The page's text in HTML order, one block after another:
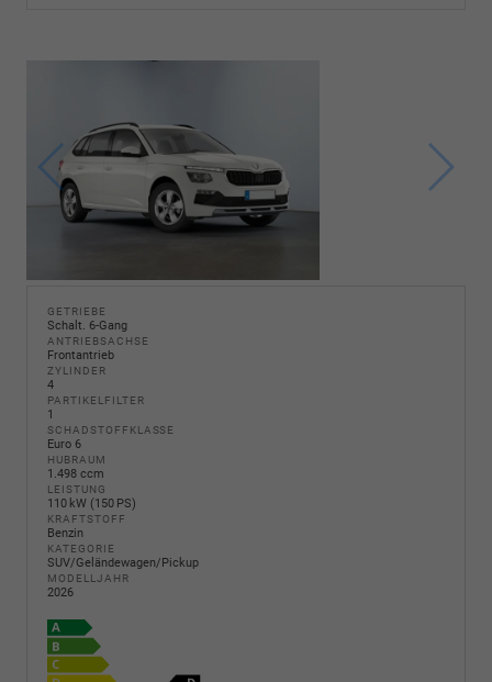
GETRIEBE
Schalt. 6-Gang
ANTRIEBSACHSE
Frontantrieb
ZYLINDER
4
PARTIKELFILTER
1
SCHADSTOFFKLASSE
Euro 6
HUBRAUM
1.498 ccm
LEISTUNG
110 kW (150 PS)
KRAFTSTOFF
Benzin
KATEGORIE
SUV/Geländewagen/Pickup
MODELLJAHR
2026